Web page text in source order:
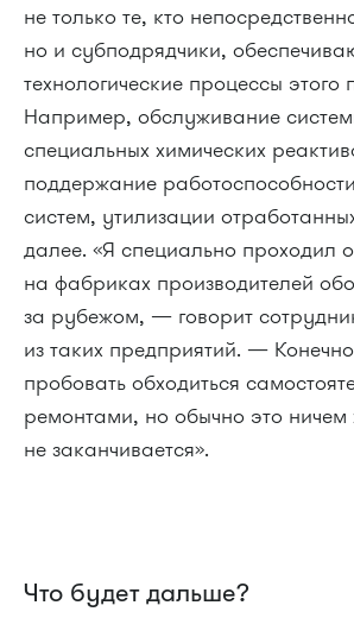
не только те, кто
но и субподрядчики,
технологические процессы этого
Например, обслуживание
специальных химических
поддержание
систем, утилизации
далее. «Я специально проходил
на фабриках производителей
за рубежом, — говорит
из таких предприятий. —
пробовать обходиться
ремонтами, но обычно это
не заканчивается».
Что будет дальше?